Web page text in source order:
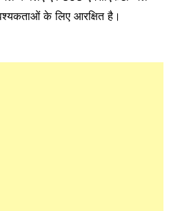
के लिए आरक्षित है।